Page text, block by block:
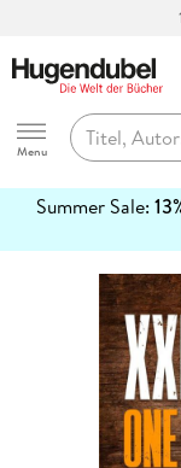
Hugendubel
Menu
Summer Sale:
erfahren